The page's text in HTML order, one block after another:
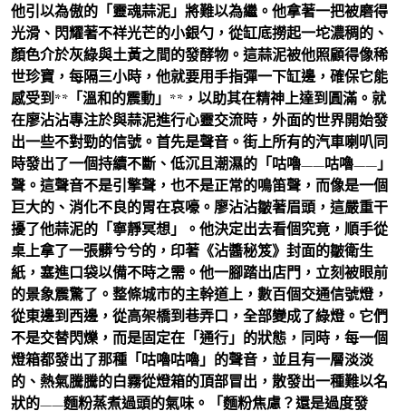
他引以為傲的「靈魂蒜泥」將難以為繼。他拿著一把被磨得
光滑、閃耀著不祥光芒的小銀勺，從缸底撈起一坨濃稠的、
顏色介於灰綠與土黃之間的發酵物。這蒜泥被他照顧得像稀
世珍寶，每隔三小時，他就要用手指彈一下缸邊，確保它能
感受到**「溫和的震動」**，以助其在精神上達到圓滿。就
在廖沾沾專注於與蒜泥進行心靈交流時，外面的世界開始發
出一些不對勁的信號。首先是聲音。街上所有的汽車喇叭同
時發出了一個持續不斷、低沉且潮濕的「咕嚕——咕嚕——」
聲。這聲音不是引擎聲，也不是正常的鳴笛聲，而像是一個
巨大的、消化不良的胃在哀嚎。廖沾沾皺著眉頭，這嚴重干
擾了他蒜泥的「寧靜冥想」。他決定出去看個究竟，順手從
桌上拿了一張髒兮兮的，印著《沾醬秘笈》封面的皺衛生
紙，塞進口袋以備不時之需。他一腳踏出店門，立刻被眼前
的景象震驚了。整條城市的主幹道上，數百個交通信號燈，
從東邊到西邊，從高架橋到巷弄口，全部變成了綠燈。它們
不是交替閃爍，而是固定在「通行」的狀態，同時，每一個
燈箱都發出了那種「咕嚕咕嚕」的聲音，並且有一層淡淡
的、熱氣騰騰的白霧從燈箱的頂部冒出，散發出一種難以名
狀的——麵粉蒸煮過頭的氣味。「麵粉焦慮？還是過度發